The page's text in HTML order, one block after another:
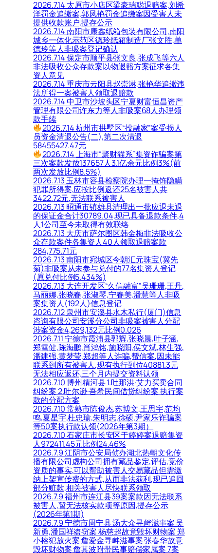
2026.7.14 太原市小店区梁豪瑞聪退赔案,刘希
洋罚金追缴案,郭凤艳罚金追缴案因受害人未
提供收款账户,提存公示
2026.7.14 南阳市康鑫纸箱包装有限公司,南阳
城乡一体化示范区德玲纸箱制造厂张文胜,单
德玲等人非吸案登记确认
2026.7.14 保定市顺平县张文良,张成飞等六人
非法吸收公众存款案以物退赔方案征求各集
资人意见
2026.7.14 重庆市云阳县赵崇淋,张艳华追缴违
法所得一案被害人领取退赔款
2026.7.14 中卫市沙坡头区宁夏财富恒昌资产
管理有限公司许东力等人非吸案68人办理领
款手续
2026.7.14 杭州市拱墅区“投融家”案受损人
员资金清退公告(二),第二次清退
58455427.47元
2026.7.14 上海市“聚财猫系”集资诈骗案第
三次案款发放137657人3.1亿余元比例3%(前
两次发放比例8.5%)
2026.7.13 玉林市容县检察院办理一掩饰隐瞒
犯罪所得案,应按比例返还25名被害人共
3422.72元,无法联系被害人
2026.7.13 昭通市镇雄县清理出一批应退未退
的保证金合计30789.04,现已具备退款条件,4
人1公司至今未取得有效联络
2026.7.13 大庆市萨尔图区韩金梅非法吸收公
众存款案件各集资人40人领取退赔案款
284,775.71元
2026.7.13 南阳市宛城区今朝汇元珠宝(冀先
菊)非吸案从未参与兑付的77名集资人登记
(原兑付比例5.434%)
2026.7.13 大连开发区“久信融富”吴珊珊,王丹,
马丽娜,张晓春,张淑琴,宁春美,潘慧等人非吸
案集资人(192人)信息登记
2026.7.12 泉州市安溪县水木私行(厦门)信息
咨询有限公司安溪分公司非吸案被害人分配
涉案资金4,269,132元比例0.026
2026.7.11 宁德市霞浦县郭辉,张晓晨,叶子涵,
郑雪健,陈海鹏,肖鸿铭,施晓阳,侯文斌,林生强,
潘建强,黄梦莹,郑超等人诈骗,帮信案,因未能
联系到所有被害人,现有执行到位40881.3元
无法相应返还,三个月内提交资料认领
2026.7.10 博州精河县 1.吐那洪·艾力买卖合同
纠纷案 2.吐尔逊·吾希民间借贷纠纷案 执行案
款的分配方案
2026.7.10 常熟市陈俊杰,苏博文,王思宇,范均
鸣,夏星宇,杜忠瑜,朱明志,徐硕,尹家乐诈骗案
等50案执行款认领(2026年第3期）
2026.7.10 石家庄市长安区于婷婷案退赔集资
人972411.45元比例24.46%
2026.7.9 江阴市公安局侦办湖北热朝文化传
播有限公司虚构公司拥有藏品鉴定,评估,竞价
资质的事实,可以帮助被害人交易藏品但需缴
纳上架宣传费的方式,从而非法获利,现已追回
部分赃款,相关被害人尽快联系领取
2026.7.9 福州市连江县39案案款因无法联系
被害人,暂无法核实款项等原因,提存公示
(2026年第1期)
2026.7.9 宁德市周宁县 汤大众寻衅滋事案 吴
新勇,潘国祥盗窃案 杨慈超故意毁坏财物案 郑
小榕犯放火案 詹爱金寻衅滋事案 张春华故意
毁坏财物案 詹其波附带民事赔偿家属案 7案